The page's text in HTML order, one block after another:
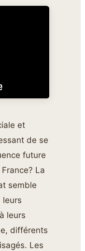
et
de se
future
France? La
semble
leurs
leurs
différents
Les